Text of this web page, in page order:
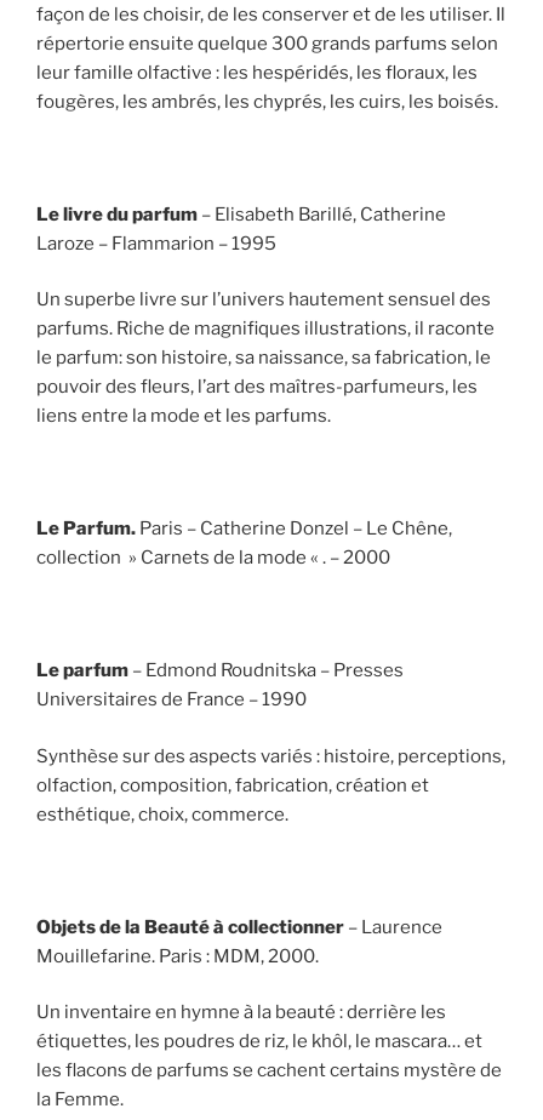
façon de les choisir, de les conserver et de les utiliser. Il
répertorie ensuite quelque 300 grands parfums selon
leur famille olfactive : les hespéridés, les floraux, les
fougères, les ambrés, les chyprés, les cuirs, les boisés.
Le livre du parfum – Elisabeth Barillé, Catherine
Laroze – Flammarion – 1995
Un superbe livre sur l’univers hautement sensuel des
parfums. Riche de magnifiques illustrations, il raconte
le parfum: son histoire, sa naissance, sa fabrication, le
pouvoir des fleurs, l’art des maîtres-parfumeurs, les
liens entre la mode et les parfums.
Le Parfum. Paris – Catherine Donzel – Le Chêne,
collection » Carnets de la mode « . – 2000
Le parfum – Edmond Roudnitska – Presses
Universitaires de France – 1990
Synthèse sur des aspects variés : histoire, perceptions,
olfaction, composition, fabrication, création et
esthétique, choix, commerce.
Objets de la Beauté à collectionner – Laurence
Mouillefarine. Paris : MDM, 2000.
Un inventaire en hymne à la beauté : derrière les
étiquettes, les poudres de riz, le khôl, le mascara… et
les flacons de parfums se cachent certains mystère de
la Femme.